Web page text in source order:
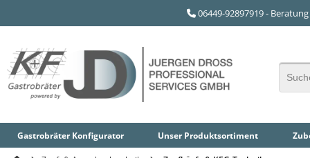
06449-92897919 -
Gastrobräter Konfigurator UnserProduktsortiment